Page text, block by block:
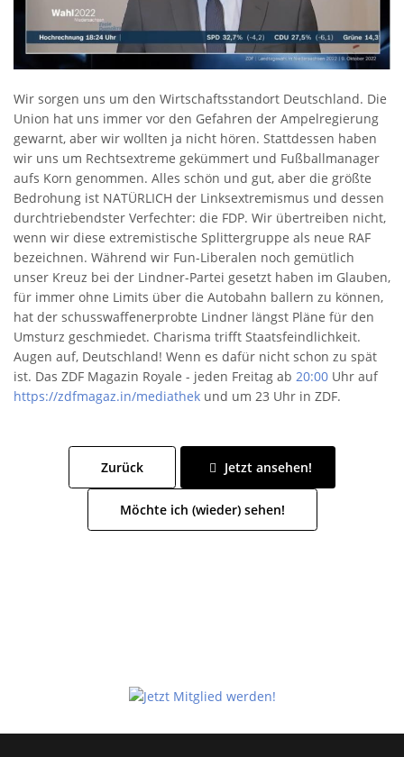
Wir sorgen uns um den Wirtschaftsstandort Deutschland. Die
Union hat uns immer vor den Gefahren der Ampelregierung
gewarnt, aber wir wollten ja nicht hören. Stattdessen haben
wir uns um Rechtsextreme gekümmert und Fußballmanager
aufs Korn genommen. Alles schön und gut, aber die größte
Bedrohung ist NATÜRLICH der Linksextremismus und dessen
durchtriebendster Verfechter: die FDP. Wir übertreiben nicht,
wenn wir diese extremistische Splittergruppe als neue RAF
bezeichnen. Während wir Fun-Liberalen noch gemütlich
unser Kreuz bei der Lindner-Partei gesetzt haben im Glauben,
für immer ohne Limits über die Autobahn ballern zu können,
hat der schusswaffenerprobte Lindner längst Pläne für den
Umsturz geschmiedet. Charisma trifft Staatsfeindlichkeit.
Augen auf, Deutschland! Wenn es dafür nicht schon zu spät
ist. Das ZDF Magazin Royale - jeden Freitag ab 20:00 Uhr auf
https://zdfmagaz.in/mediathek und um 23 Uhr in ZDF.
Zurück Jetzt ansehen!
Möchte ich (wieder) sehen!